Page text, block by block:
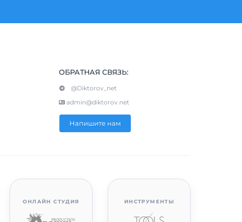
ОБРАТНАЯ СВЯЗЬ:
@Diktorov_net
admin@diktorov.net
Напишите нам
ОНЛАЙН СТУДИЯ ИНСТРУМЕНТЫ